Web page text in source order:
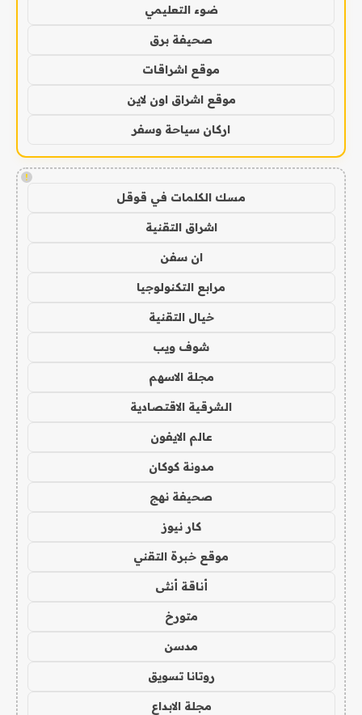
ضوء التعليمي
صحيفة برق
موقع اشراقات
موقع اشراق اون لاين
اركان سياحة وسفر
!
مسك الكلمات في قوقل
اشراق التقنية
ان سفن
مرابع التكنولوجيا
خيال التقنية
شوف ويب
مجلة الاسهم
الشرقية الاقتصادية
عالم الايفون
مدونة كوكان
صحيفة نهج
كار نيوز
موقع خبرة التقني
أناقة أنثى
متورخ
مدسن
روتانا تسويق
مجلة الابداع